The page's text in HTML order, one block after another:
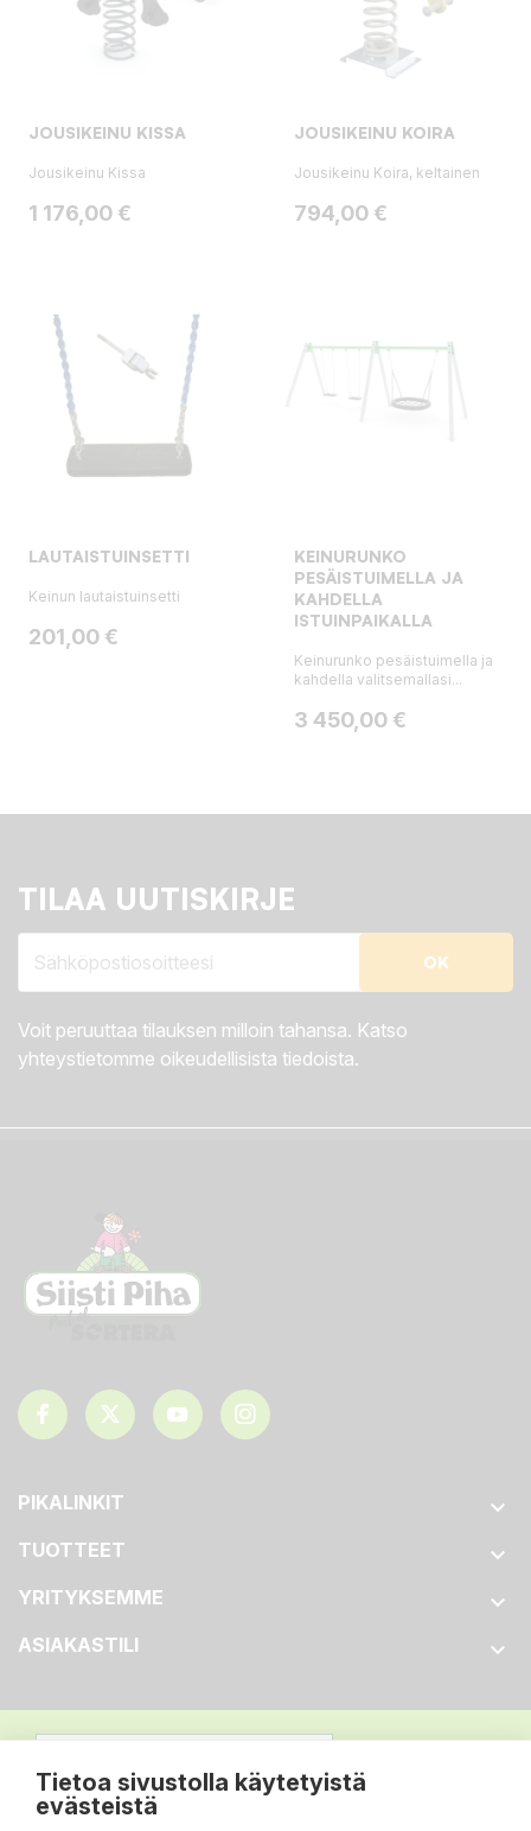
Tietoa sivustolla käytetyistä
evästeistä
JOUSIKEINU KISSA
Jousikeinu Kissa
Hinta
1 176,00 €
JOUSIKEINU KOIRA
Jousikeinu Koira, keltainen
Hinta
794,00 €
LAUTAISTUINSETTI
Keinun lautaistuinsetti
Hinta
201,00 €
KEINURUNKO
PESÄISTUIMELLA JA
KAHDELLA
ISTUINPAIKALLA
Keinurunko pesäistuimella ja
kahdella valitsemallasi...
Hinta
3 450,00 €
TILAA UUTISKIRJE
Voit peruuttaa tilauksen milloin tahansa. Katso
yhteystietomme oikeudellisista tiedoista.
PIKALINKIT 
TUOTTEET 
YRITYKSEMME 
ASIAKASTILI 